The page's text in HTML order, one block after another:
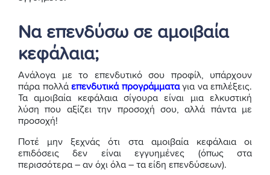
Να επενδύσω σε αμοιβαία
κεφάλαια;
Ανάλογα με το επενδυτικό σου προφίλ, υπάρχουν
πάρα πολλά επενδυτικά προγράμματαγια να επιλέξεις.
Τα αμοιβαία κεφάλαια σίγουρα είναι μια ελκυστική
λύση που αξίζει την προσοχή σου, αλλά πάντα με
προσοχή!
Ποτέ μην ξεχνάς ότι στα αμοιβαία κεφάλαια οι
επιδόσεις δεν είναι εγγυημένες (όπως στα
περισσότερα – αν όχι όλα – τα είδη επενδύσεων).